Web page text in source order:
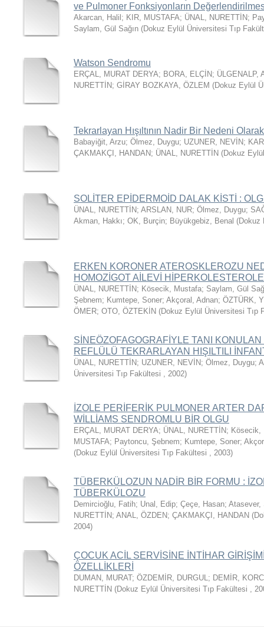
ve Pulmoner Fonksiyonların
Akarcan, Halil ; KIR, MUSTAFA; ÜNAL, NURETTİN;
Saylam, Gül Sağın (Dokuz Eylül Üniversitesi Tıp
Watson Sendromu
ERÇAL, MURAT DERYA; BORA, ELÇİN; ÜLGENALP,
NURETTİN; GİRAY BOZKAYA, ÖZLEM (Dokuz Eylül
Tekrarlayan Hışıltının Nadir Bir Nedeni
Babayiğit, Arzu; Ölmez, Duygu; UZUNER, NEVİN;
ÇAKMAKÇI, HANDAN; ÜNAL, NURETTİN (Dokuz
SOLİTER EPİDERMOİD DALAK KİSTİ :
ÜNAL, NURETTİN; ARSLAN, NUR; Ölmez, Duygu;
Akman, Hakkı; OK, Burçin; Büyükgebiz, Benal (Dokuz
ERKEN KORONER ATEROSKLEROZU
HOMOZİGOT AİLEVİ
ÜNAL, NURETTİN; Kösecik, Mustafa; Saylam, Gül
Şebnem; Kumtepe, Soner; Akçoral, Adnan; ÖZTÜRK,
ÖMER; OTO, ÖZTEKİN (Dokuz Eylül Üniversitesi Tıp
SİNEÖZOFAGOGRAFİYLE TANI
REFLÜLÜ TEKRARLAYAN HIŞILTILI
ÜNAL, NURETTİN; UZUNER, NEVİN; Ölmez, Duygu;
Üniversitesi Tıp Fakültesi , 2002)
İZOLE PERİFERİK PULMONER ARTER
WİLLİAMS SENDROMLU BİR OLGU
ERÇAL, MURAT DERYA; ÜNAL, NURETTİN; Kösecik,
MUSTAFA; Paytoncu, Şebnem; Kumtepe, Soner;
(Dokuz Eylül Üniversitesi Tıp Fakültesi , 2003)
TÜBERKÜLOZUN NADİR BİR FORMU :
TÜBERKÜLOZU
Demircioğlu, Fatih; Unal, Edip; Çeçe, Hasan; Atasever,
NURETTİN; ANAL, ÖZDEN; ÇAKMAKÇI, HANDAN (
2004)
ÇOCUK ACİL SERVİSİNE İNTİHAR
ÖZELLİKLERİ
DUMAN, MURAT; ÖZDEMİR, DURGUL; DEMİR,
NURETTİN (Dokuz Eylül Üniversitesi Tıp Fakültesi ,